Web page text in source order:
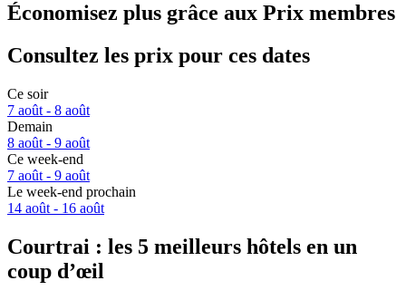
Économisez plus grâce aux Prix membres
Consultez les prix pour ces dates
Ce soir
7 août - 8 août
Demain
8 août - 9 août
Ce week-end
7 août - 9 août
Le week-end prochain
14 août - 16 août
Courtrai : les 5 meilleurs hôtels en un
coup d’œil